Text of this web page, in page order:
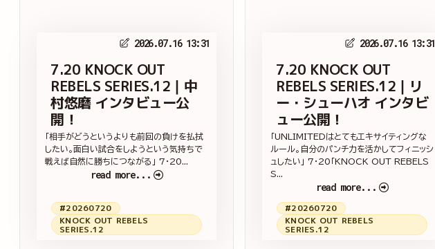
2026.07.16 13:31
7.20 KNOCK OUT
REBELS SERIES.12｜中
村悠磨 インタビュー公
開！
「相手がどうというよりも前回の負けを払拭
したい。面白い試合をしようという気持ちで
戦えば自然に勝ちにつながる」 7・20...
read more...
#20260720
KNOCK OUT REBELS
SERIES.12
2026.07.16 13:31
7.20 KNOCK OUT
REBELS SERIES.12｜リ
ー・シューハオ インタビ
ュー公開！
「UNLIMITEDはとてもエキサイティングな
ルール。自分のパンチ力を活かしてフィニッシ
ュしたい」 7・20「KNOCK OUT REBELS
S...
read more...
#20260720
KNOCK OUT REBELS
SERIES.12